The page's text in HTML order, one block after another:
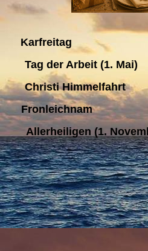
Karfreitag
Tag der Arbeit (1. Mai)
Christi Himmelfahrt
Fronleichnam
Allerheiligen (1.